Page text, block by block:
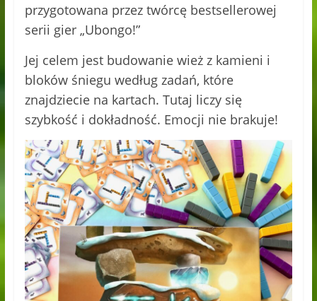
przygotowana przez twórcę bestsellerowej
serii gier „Ubongo!”
Jej celem jest budowanie wież z kamieni i
bloków śniegu według zadań, które
znajdziecie na kartach. Tutaj liczy się
szybkość i dokładność. Emocji nie brakuje!